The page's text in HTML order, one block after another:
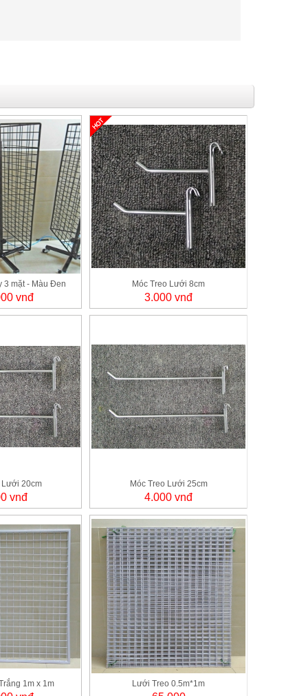
3 mặt - Màu Đen
vnđ
Móc Treo Lưới 8cm
3.000 vnđ
Lưới 20cm
vnđ
Móc Treo Lưới 25cm
4.000 vnđ
1m x 1m Lưới Treo 0.5m*1m